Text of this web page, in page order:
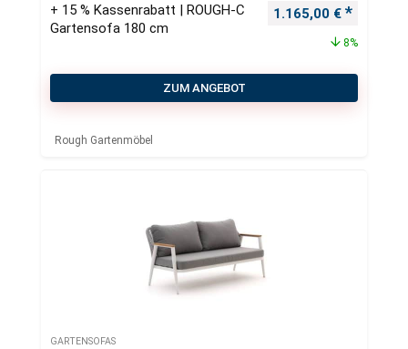
+ 15 % Kassenrabatt | ROUGH-C
Gartensofa 180 cm
Ursprünglicher
1.165,00 €
8%
ZUM ANGEBOT
Rough Gartenmöbel
GARTENSOFAS